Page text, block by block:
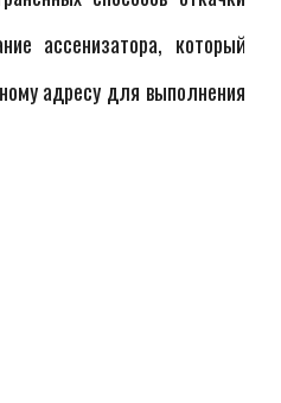
ассенизатора, который
адресу для выполнения